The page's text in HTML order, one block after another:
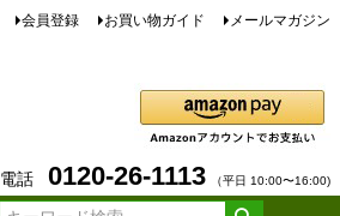
会員登録 お買い物ガイド メールマガジン
電話 0120-26-1113 （平日 10:00〜16:00)